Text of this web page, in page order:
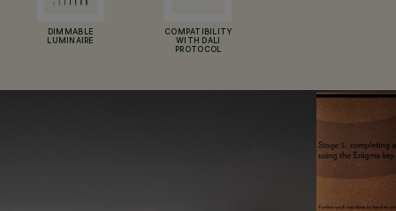
DIMMABLE
LUMINAIRE
COMPATIBILITY
WITH DALI
PROTOCOL